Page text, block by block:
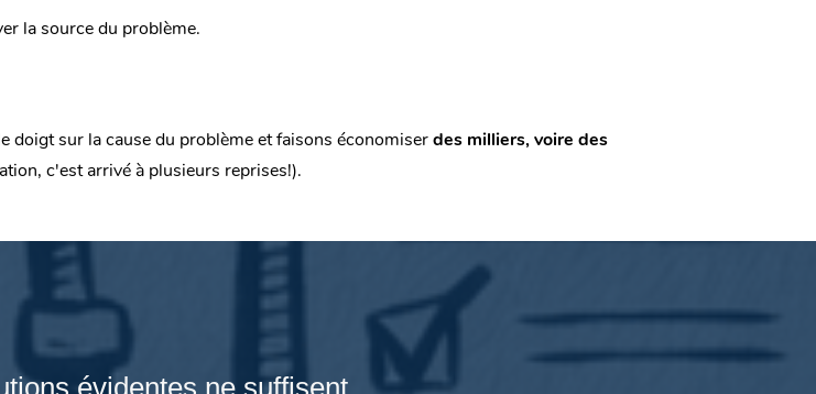
la source du problème.
doigt sur la cause du problème et faisons économiserdes milliers, voire des
c'est arrivé à plusieurs reprises!).
évidentes ne suffisent